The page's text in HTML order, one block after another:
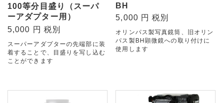
100等分目盛り（スーパ
ーアダプター用）
5,000 円 税別
スーパーアダプターの先端部に装
着することで、目盛りを写し込む
ことができます
BH
5,000 円 税別
オリンパス製写真鏡筒、旧オリン
パス製BH顕微鏡への取り付けに
使用します